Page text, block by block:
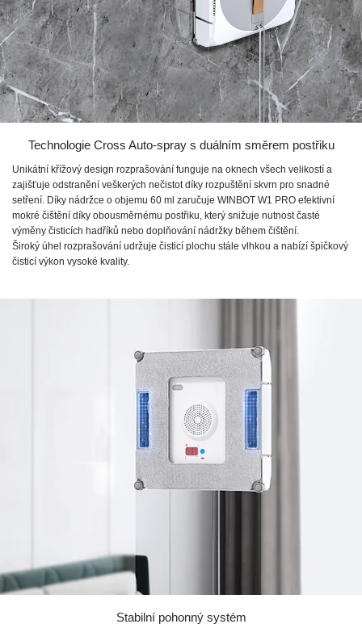
Technologie Cross Auto-spray s duálním směrem postřiku
Unikátní křížový design rozprašování funguje na oknech všech velikostí a
zajišťuje odstranění veškerých nečistot díky rozpuštění skvrn pro snadné
setření. Díky nádržce o objemu 60 ml zaručuje WINBOT W1 PRO efektivní
mokré čištění díky obousměrnému postřiku, který snižuje nutnost časté
výměny čisticích hadříků nebo doplňování nádržky během čištění.
Široký úhel rozprašování udržuje čisticí plochu stále vlhkou a nabízí špičkový
čisticí výkon vysoké kvality.
Stabilní pohonný systém